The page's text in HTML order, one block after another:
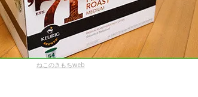
ねこのきもちweb